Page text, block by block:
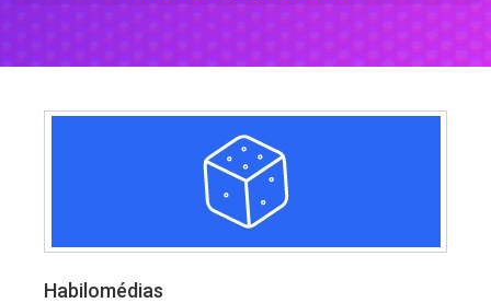
Habilomédias